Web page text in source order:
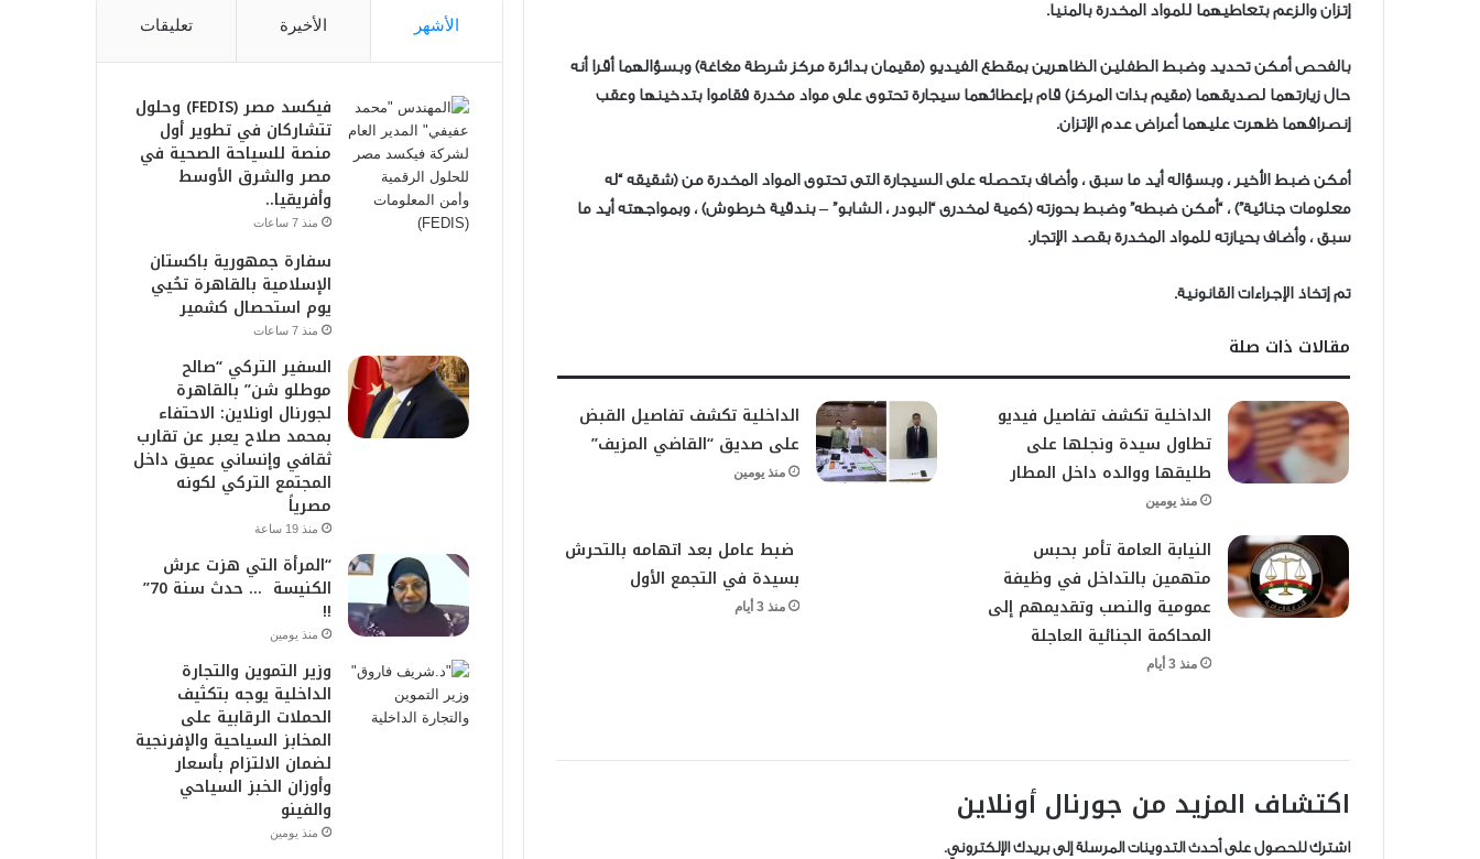
إتزان والزعم بتعاطيهما للمواد المخدرة بالمنيا.
بالفحص أمكن تحديد وضبط الطفلين الظاهرين بمقطع الفيديو (مقيمان بدائرة مركز شرطة مغاغة) وبسؤالهما أقرا أنه
حال زيارتهما لصديقهما (مقيم بذات المركز) قام بإعطائهما سيجارة تحتوى على مواد مخدرة فقاموا بتدخينها وعقب
إنصرافهما ظهرت عليهما أعراض عدم الإتزان.
أمكن ضبط الأخير ، وبسؤاله أيد ما سبق ، وأضاف بتحصله على السيجارة التى تحتوى المواد المخدرة من (شقيقه “له
معلومات جنائية”) ، “أمكن ضبطه” وضبط بحوزته (كمية لمخدرى “البودر ، الشابو” – بندقية خرطوش) ، وبمواجهته أيد ما
سبق ، وأضاف بحيازته للمواد المخدرة بقصد الإتجار.
تم إتخاذ الإجراءات القانونية.
مقالات ذات صلة
الداخلية تكشف تفاصيل فيديو
تطاول سيدة ونجلها على
طليقها ووالده داخل المطار
منذ يومين
الداخلية تكشف تفاصيل القبض
على صديق “القاضي المزيف”
منذ يومين
النيابة العامة تأمر بحبس
متهمين بالتداخل في وظيفة
عمومية والنصب وتقديمهم إلى
المحاكمة الجنائية العاجلة
منذ 3 أيام
ضبط عامل بعد اتهامه بالتحرش
بسيدة في التجمع الأول
منذ 3 أيام
اكتشاف المزيد من جورنال أونلاين
اشترك للحصول على أحدث التدوينات المرسلة إلى بريدك الإلكتروني.
الأشهر الأخيرة تعليقات
فيكسد مصر (FEDIS) وحلول
تتشاركان في تطوير أول
منصة للسياحة الصحية في
مصر والشرق الأوسط
وأفريقيا..
منذ 7 ساعات
سفارة جمهورية باكستان
الإسلامية بالقاهرة تحُيي
يوم استحصال كشمير
منذ 7 ساعات
السفير التركي “صالح
موطلو شن” بالقاهرة
لجورنال اونلاين: الاحتفاء
بمحمد صلاح يعبر عن تقارب
ثقافي وإنساني عميق داخل
المجتمع التركي لكونه
مصرياً
منذ 19 ساعة
“المرأة التي هزت عرش
الكنيسة … حدث سنة 70”
!!
منذ يومين
وزير التموين والتجارة
الداخلية يوجه بتكثيف
الحملات الرقابية على
المخابز السياحية والإفرنجية
لضمان الالتزام بأسعار
وأوزان الخبز السياحي
والفينو
منذ يومين